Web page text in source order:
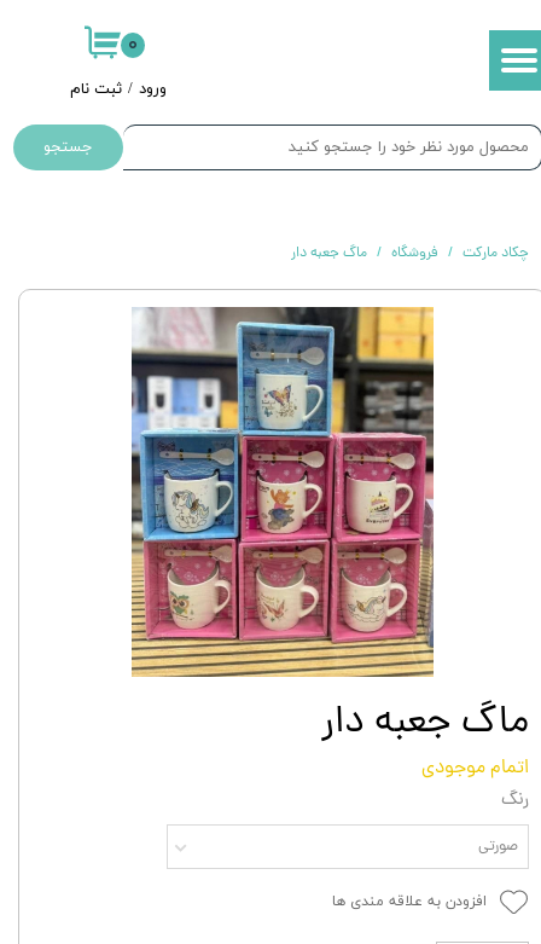
ورود / ثبت نام
حساب کاربری من
سفارشات
۰
جستجو
چکاد مارکت فروشگاه ماگ جعبه دار
ماگ جعبه دار
اتمام موجودی
رنگ
صورتی
افزودن به علاقه مندی ها